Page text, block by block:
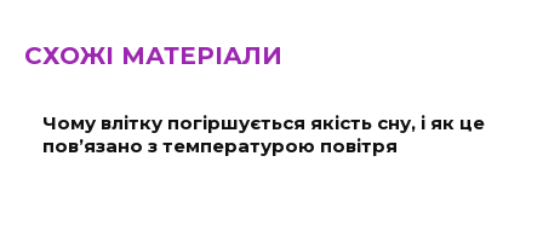
СХОЖІ МАТЕРІАЛИ
Чому влітку погіршується якість сну, і як це
пов’язано з температурою повітря